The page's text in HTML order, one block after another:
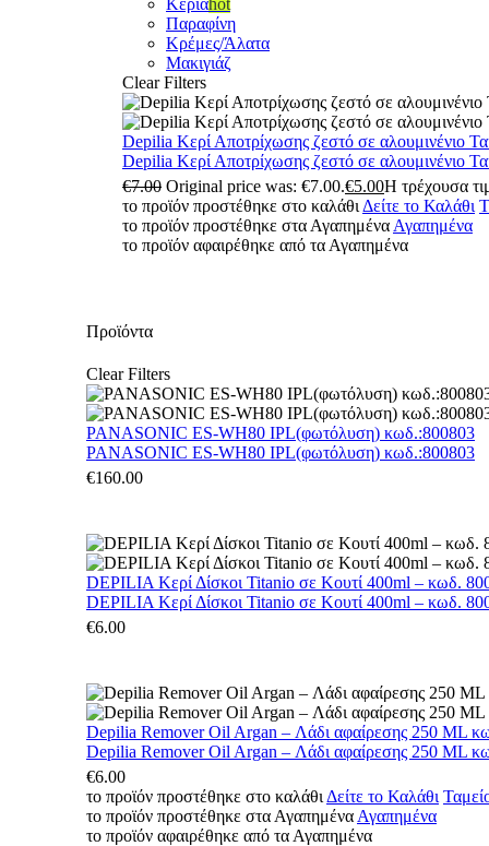
Κεριάhot
Παραφίνη
Κρέμες/Άλατα
Μακιγιάζ
Clear Filters
Depilia Κερί Αποτρίχωσης ζεστό σε αλουμινένιο
Depilia Κερί Αποτρίχωσης ζεστό σε αλουμινένιο
€7.00 Original price was: €7.00.€5.00Η τρέχουσα
το προϊόν προστέθηκε στο καλάθι Δείτε το Καλάθι
το προϊόν προστέθηκε στα Αγαπημένα Αγαπημένα
το προϊόν αφαιρέθηκε από τα Αγαπημένα
Προϊόντα
Clear Filters
PANASONIC ES-WH80 IPL(φωτόλυση) κωδ.:800803
PANASONIC ES-WH80 IPL(φωτόλυση) κωδ.:800803
€160.00
DEPILIA Κερί Δίσκοι Titanio σε Κουτί 400ml – κωδ.
DEPILIA Κερί Δίσκοι Titanio σε Κουτί 400ml – κωδ.
€6.00
Depilia Remover Oil Argan – Λάδι αφαίρεσης 250 ML
Depilia Remover Oil Argan – Λάδι αφαίρεσης 250 ML
€6.00
το προϊόν προστέθηκε στο καλάθι Δείτε το Καλάθι
το προϊόν προστέθηκε στα Αγαπημένα Αγαπημένα
το προϊόν αφαιρέθηκε από τα Αγαπημένα